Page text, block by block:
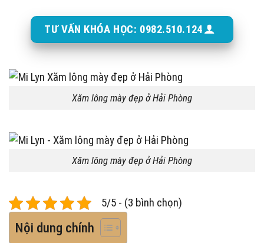
TƯ VẤN KHÓA HỌC: 0982.510.124
Xăm lông mày đẹp ở Hải Phòng
Xăm lông mày đẹp ở Hải Phòng
5/5 - (3 bình chọn)
Nội dung chính